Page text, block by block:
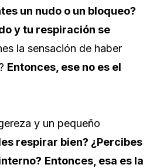
un nudo o un bloqueo?
y tu respiración se
la sensación de haber
Entonces, ese no es el
y un pequeño
respirar bien? ¿Percibes
Entonces, esa es la